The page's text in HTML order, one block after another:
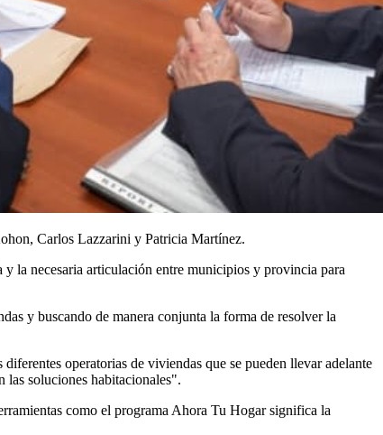
Carlos Lazzarini y Patricia Martínez.
la necesaria articulación entre municipios y provincia para
y buscando de manera conjunta la forma de resolver la
operatorias de viviendas que se pueden llevar adelante
soluciones habitacionales".
como el programa Ahora Tu Hogar significa la